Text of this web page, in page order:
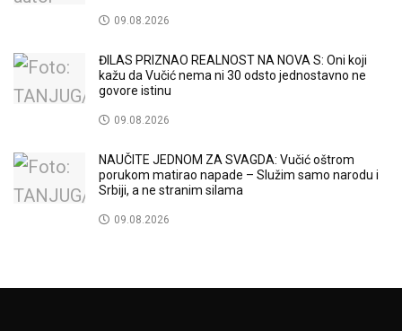
09.08.2026
ĐILAS PRIZNAO REALNOST NA NOVA S: Oni koji
kažu da Vučić nema ni 30 odsto jednostavno ne
govore istinu
09.08.2026
NAUČITE JEDNOM ZA SVAGDA: Vučić oštrom
porukom matirao napade – Služim samo narodu i
Srbiji, a ne stranim silama
09.08.2026